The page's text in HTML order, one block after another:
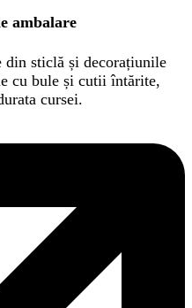
ambalare
din sticlă și decorațiunile
cu bule și cutii întărite,
cursei.